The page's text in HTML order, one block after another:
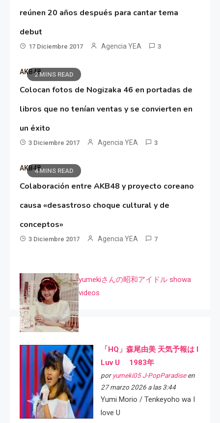
reúnen 20 años después para cantar tema
debut
17 Diciembre 2017 Agencia YEA 3
2 MINS READ
AKB48
Colocan fotos de Nogizaka 46 en portadas de
libros que no tenían ventas y se convierten en
un éxito
3 Diciembre 2017 Agencia YEA 3
4 MINS READ
AKB48
Colaboración entre AKB48 y proyecto coreano
causa «desastroso choque cultural y de
conceptos»
3 Diciembre 2017 Agencia YEA 7
yumekiさんの昭和アイドル showa
videos
「HQ」森尾由美 天気予報は I
Luv U 1983年
por yumeki05 J-PopParadiseen
27 marzo 2026 a las 3:44
Yumi Morio / Tenkeyoho wa I
love U